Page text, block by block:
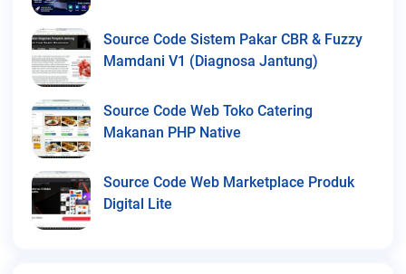
Source Code Sistem Pakar CBR & Fuzzy
Mamdani V1 (Diagnosa Jantung)
Source Code Web Toko Catering
Makanan PHP Native
Source Code Web Marketplace Produk
Digital Lite